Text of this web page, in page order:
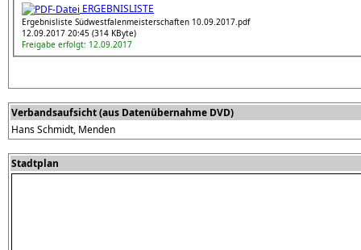
ERGEBNISLISTE
Ergebnisliste Südwestfalenmeisterschaften 10.09.2017.pdf
12.09.2017 20:45 (314 KByte)
Freigabe erfolgt: 12.09.2017
Verbandsaufsicht (aus Datenübernahme DVD)
Hans Schmidt, Menden
Stadtplan